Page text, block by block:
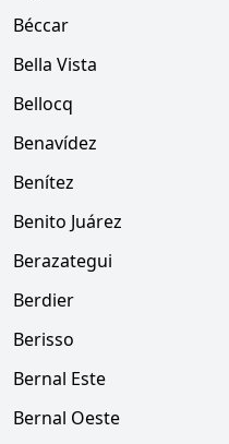
Béccar
Bella Vista
Bellocq
Benavídez
Benítez
Benito Juárez
Berazategui
Berdier
Berisso
Bernal Este
Bernal Oeste